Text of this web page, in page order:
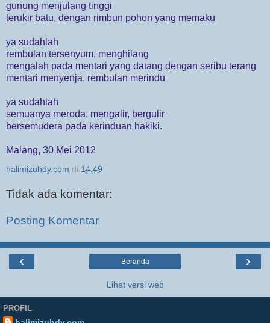
gunung menjulang tinggi
terukir batu, dengan rimbun pohon yang memaku
ya sudahlah
rembulan tersenyum, menghilang
mengalah pada mentari yang datang dengan seribu terang
mentari menyenja, rembulan merindu
ya sudahlah
semuanya meroda, mengalir, bergulir
bersemudera pada kerinduan hakiki.
Malang, 30 Mei 2012
halimizuhdy.com di 14.49
Tidak ada komentar:
Posting Komentar
‹ ›
Beranda
Lihat versi web
PROFIL